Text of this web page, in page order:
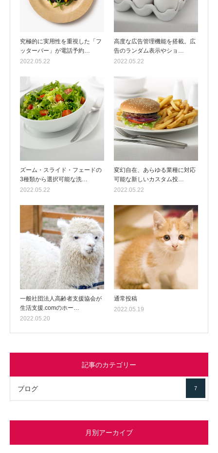
究極的に実用性を重視した「フ
ッターバー」が電話予約…
2022.05.22
高度な広告管理機能を搭載。広
告のランダム表示やショ…
2022.05.22
ズーム・スライド・フェードの
3種類から選択可能な洗…
2022.05.22
変幻自在、あらゆる業種に対応
可能な新しいカスタム投…
2022.05.22
一般社団法人高齢者支援協会が
生活支援.comのホー…
2022.05.20
通常投稿
2022.05.19
記事のカテゴリー
ブログ 7
月別アーカイブ